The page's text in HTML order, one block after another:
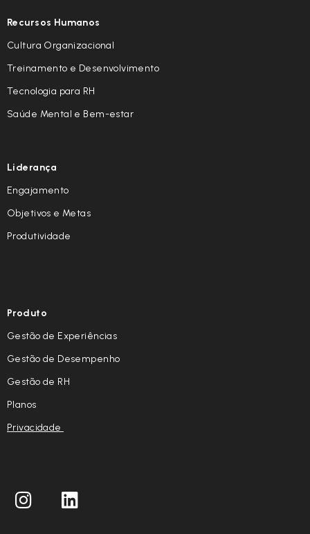
Recursos Humanos
Cultura Organizacional
Treinamento e Desenvolvimento
Tecnologia para RH
Saúde Mental e Bem-estar
Liderança
Engajamento
Objetivos e Metas
Produtividade
Produto
Gestão de Experiências
Gestão de Desempenho
Gestão de RH
Planos
Privacidade